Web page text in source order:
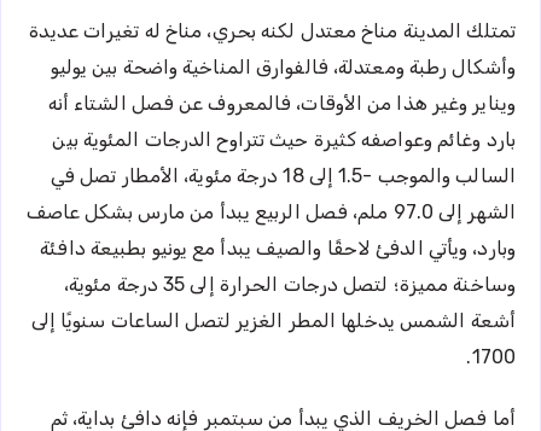
تمتلك المدينة مناخ معتدل لكنه بحري، مناخ له تغيرات عديدة
وأشكال رطبة ومعتدلة، فالفوارق المناخية واضحة بين يوليو
ويناير وغير هذا من الأوقات، فالمعروف عن فصل الشتاء أنه
بارد وغائم وعواصفه كثيرة حيث تتراوح الدرجات المئوية بين
السالب والموجب -1.5 إلى 18 درجة مئوية، الأمطار تصل في
الشهر إلى 97.0 ملم، فصل الربيع يبدأ من مارس بشكل عاصف
وبارد، ويأتي الدفئ لاحقًا والصيف يبدأ مع يونيو بطبيعة دافئة
وساخنة مميزة؛ لتصل درجات الحرارة إلى 35 درجة مئوية،
أشعة الشمس يدخلها المطر الغزير لتصل الساعات سنويًا إلى
1700.
أما فصل الخريف الذي يبدأ من سبتمبر فإنه دافئ بداية، ثم